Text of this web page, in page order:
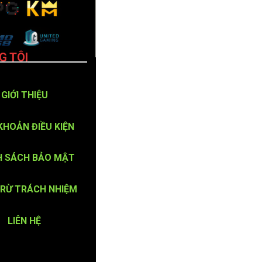
TÔI
GIỚI THIỆU
ĐIỀU KIỆN
SÁCH BẢO MẬT
TRÁCH NHIỆM
LIÊN HỆ